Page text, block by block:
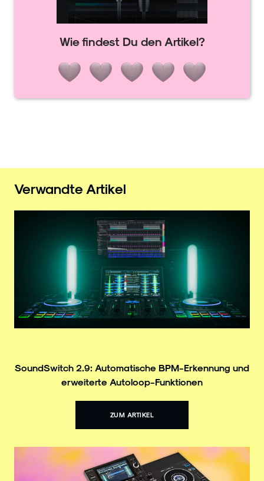
Wie findest Du den Artikel?
Verwandte Artikel
SoundSwitch 2.9: Automatische BPM-Erkennung und
erweiterte Autoloop-Funktionen
ZUM ARTIKEL